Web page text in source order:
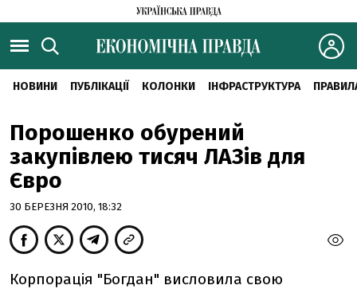
НОВИНИ ПУБЛІКАЦІЇ КОЛОНКИ ІНФРАСТРУКТУРА
Порошенко обурений
закупівлею тисяч ЛАЗів для
Євро
30 БЕРЕЗНЯ 2010, 18:32
Корпорація "Богдан" висловила свою